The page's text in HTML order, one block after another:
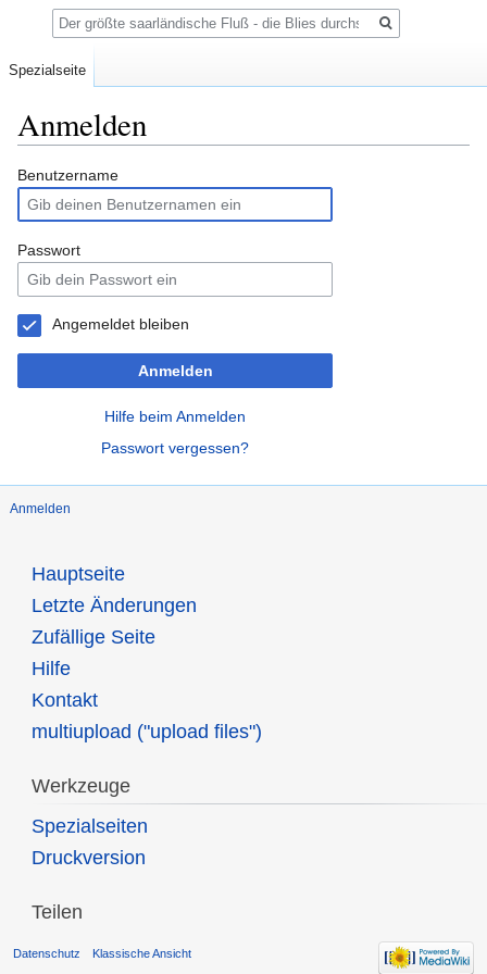
Anmelden
Zur
Navigation
springen
Zur
Suche
springen
Benutzername
Passwort
Angemeldet bleiben
Anmelden
Hilfe beim Anmelden
Passwort vergessen?
Anmelden
Spezialseite
Suche
Hauptseite
Letzte Änderungen
Zufällige Seite
Hilfe
Kontakt
multiupload ("upload files")
Werkzeuge
Spezialseiten
Druckversion
Teilen
Datenschutz Klassische Ansicht